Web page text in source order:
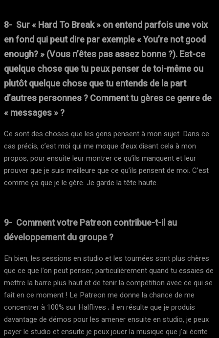
8- Sur « Hard To Break » on entend parfois une voix
en fond qui peut dire par exemple « You’re not good
enough? » (Vous n’êtes pas assez bonne ?). Est-ce
quelque chose que tu peux penser de toi-même ou
plutôt quelque chose que tu entends de la part
d’autres personnes ? Comment tu gères ce genre de
« messages » ?
Ce sont des choses que les gens pensent à mon sujet. Dans ce
cas précis, c’est moi qui me moque d’eux disant cela à mon
propos, pour ensuite leur montrer ce qu’ils manquent et leur
prouver que je suis meilleure que ce qu’ils pensent de moi. C’est
comme ça que je le gère. Je garde la tête haute.
9- Comment votre Patreon contribue-t-il au
développement du groupe ?
Eh bien, les sessions en studio et les tournées sont plus chères
que ce que l’on peut penser, particulièrement quand tu essaies de
mettre la barre plus haut et de tenir la compétition avec ce qui se
fait en ce moment ! Le Patreon me donne la chance de me
concentrer à 100% sur Halflives ; il en résulte que je produis
davantage de démos pour les amener ensuite en studio, je peux
payer le studio et ensuite je peux jouer la musique que j’ai écrite